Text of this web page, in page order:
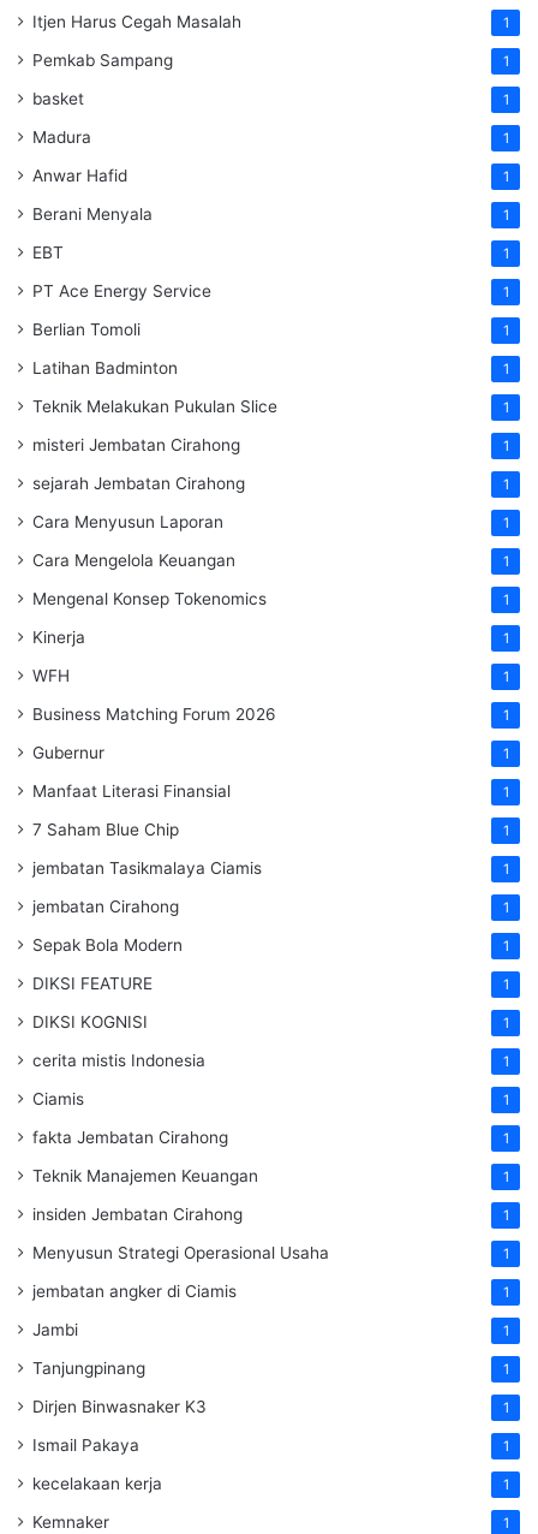
Itjen Harus Cegah Masalah 1
Pemkab Sampang 1
basket 1
Madura 1
Anwar Hafid 1
Berani Menyala 1
EBT 1
PT Ace Energy Service 1
Berlian Tomoli 1
Latihan Badminton 1
Teknik Melakukan Pukulan Slice 1
misteri Jembatan Cirahong 1
sejarah Jembatan Cirahong 1
Cara Menyusun Laporan 1
Cara Mengelola Keuangan 1
Mengenal Konsep Tokenomics 1
Kinerja 1
WFH 1
Business Matching Forum 2026 1
Gubernur 1
Manfaat Literasi Finansial 1
7 Saham Blue Chip 1
jembatan Tasikmalaya Ciamis 1
jembatan Cirahong 1
Sepak Bola Modern 1
DIKSI FEATURE 1
DIKSI KOGNISI 1
cerita mistis Indonesia 1
Ciamis 1
fakta Jembatan Cirahong 1
Teknik Manajemen Keuangan 1
insiden Jembatan Cirahong 1
Menyusun Strategi Operasional Usaha 1
jembatan angker di Ciamis 1
Jambi 1
Tanjungpinang 1
Dirjen Binwasnaker K3 1
Ismail Pakaya 1
kecelakaan kerja 1
Kemnaker 1